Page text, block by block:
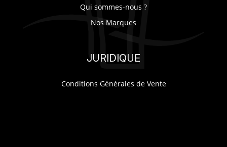
Qui sommes-nous ?
Nos Marques
JURIDIQUE
Conditions Générales de Vente